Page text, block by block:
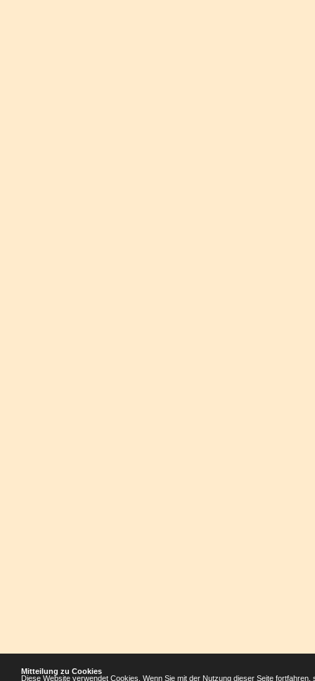
Mitteilung zu Cookies
Diese Website verwendet Cookies. Wenn Sie mit der Nutzung dieser Seite